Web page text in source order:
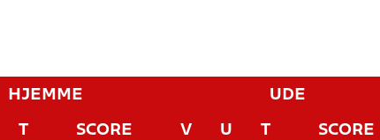
HJEMME UDE
T SCORE V U T SCORE